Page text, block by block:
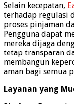
Selain kecepatan,
terhadap regulasi
proses pinjaman
Pengguna dapat
mereka dijaga
tetap transparan
membangun
aman bagi semua
Layanan yang